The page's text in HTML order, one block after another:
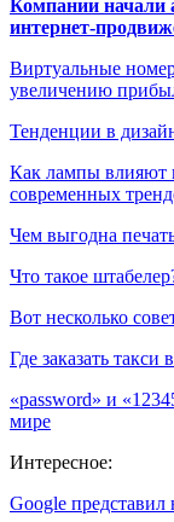
Компании начали
интернет-
Виртуальные
увеличению
Тенденции в
Как лампы влияют
современных
Чем выгодна
Что такое
Вот несколько
Где заказать такси
«password» и
мире
Интересное:
Google